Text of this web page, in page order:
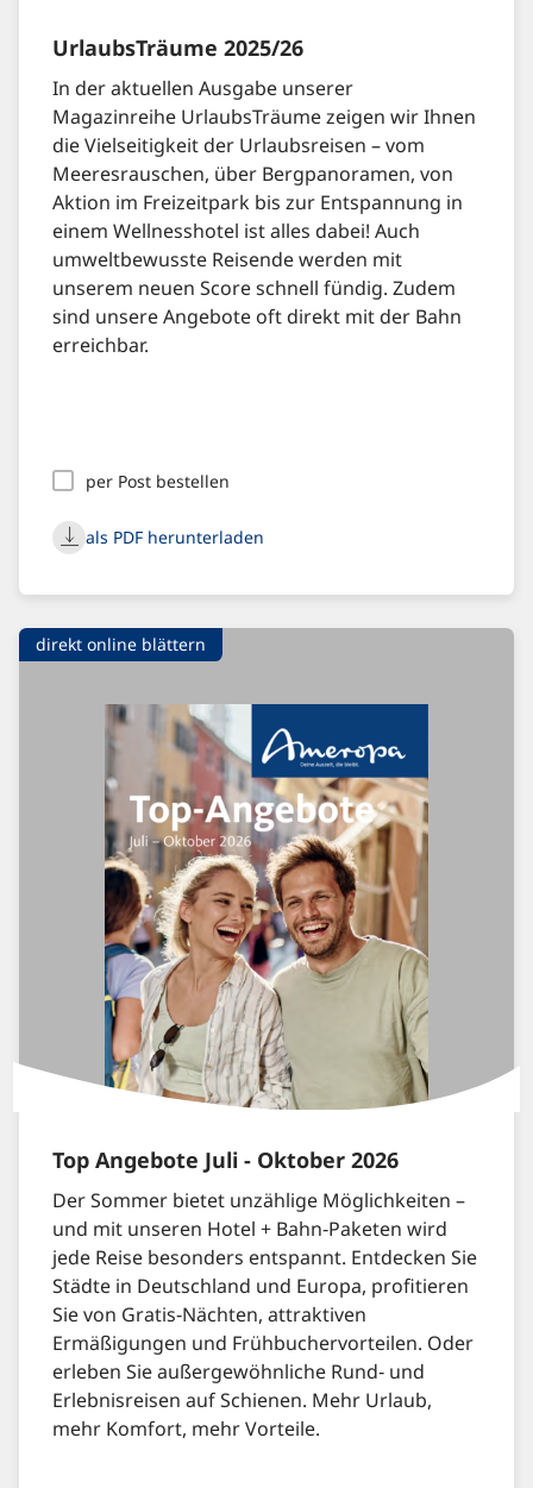
UrlaubsTräume 2025/26
In der aktuellen Ausgabe unserer
Magazinreihe UrlaubsTräume zeigen wir Ihnen
die Vielseitigkeit der Urlaubsreisen – vom
Meeresrauschen, über Bergpanoramen, von
Aktion im Freizeitpark bis zur Entspannung in
einem Wellnesshotel ist alles dabei! Auch
umweltbewusste Reisende werden mit
unserem neuen Score schnell fündig. Zudem
sind unsere Angebote oft direkt mit der Bahn
erreichbar.
per Post bestellen
als PDF herunterladen
direkt online blättern
Top Angebote Juli - Oktober 2026
Der Sommer bietet unzählige Möglichkeiten –
und mit unseren Hotel + Bahn‑Paketen wird
jede Reise besonders entspannt. Entdecken Sie
Städte in Deutschland und Europa, profitieren
Sie von Gratis‑Nächten, attraktiven
Ermäßigungen und Frühbuchervorteilen. Oder
erleben Sie außergewöhnliche Rund‑ und
Erlebnisreisen auf Schienen. Mehr Urlaub,
mehr Komfort, mehr Vorteile.